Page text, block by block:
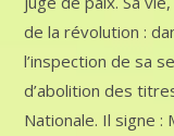
de la révolution :
l’inspection de sa
d’abolition des
Nationale. Il signe :